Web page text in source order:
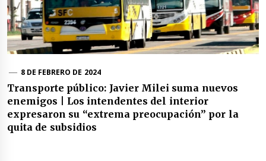
8 DE FEBRERO DE 2024
Transporte público: Javier Milei suma nuevos
enemigos | Los intendentes del interior
expresaron su “extrema preocupación” por la
quita de subsidios